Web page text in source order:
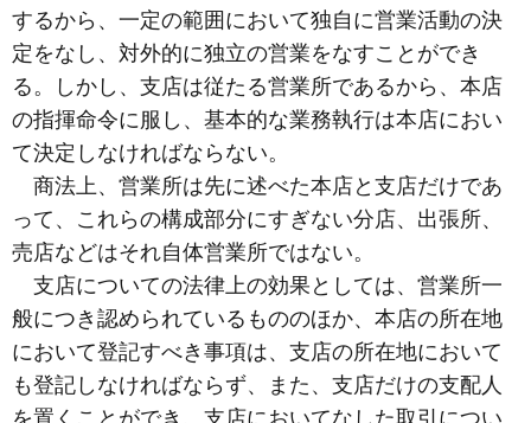
するから、一定の範囲において独自に営業活動の決
定をなし、対外的に独立の営業をなすことができ
る。しかし、支店は従たる営業所であるから、本店
の指揮命令に服し、基本的な業務執行は本店におい
て決定しなければならない。
商法上、営業所は先に述べた本店と支店だけであ
って、これらの構成部分にすぎない分店、出張所、
売店などはそれ自体営業所ではない。
支店についての法律上の効果としては、営業所一
般につき認められているもののほか、本店の所在地
において登記すべき事項は、支店の所在地において
も登記しなければならず、また、支店だけの支配人
を置くことができ、支店においてなした取引につい